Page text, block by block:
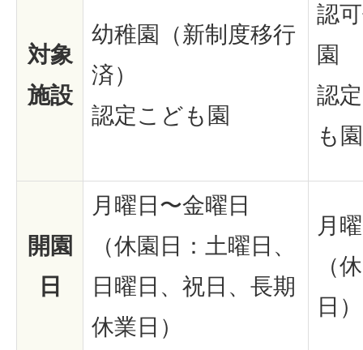
対象
施設
幼稚園（新制度移行
済）
認定こども園
認
園
認
も園
開園
日
月曜日〜金曜日
（休園日：土曜日、
日曜日、祝日、長期
休業日）
月
（
日）